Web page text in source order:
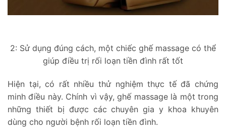
2: Sử dụng đúng cách, một chiếc ghế massage có thể
giúp điều trị rối loạn tiền đình rất tốt
Hiện tại, có rất nhiều thử nghiệm thực tế đã chứng
minh điều này. Chính vì vậy, ghế massage là một trong
những thiết bị được các chuyên gia y khoa khuyên
dùng cho người bệnh rối loạn tiền đình.